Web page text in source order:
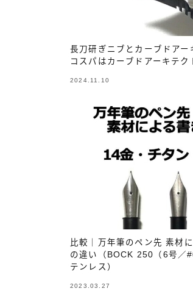
長刀研ぎニブとカーブドアー
コスパはカーブドアーキテク
2024.11.10
比較｜万年筆のペン先 素材
の違い（BOCK 250（6号／
テンレス）
2023.03.27